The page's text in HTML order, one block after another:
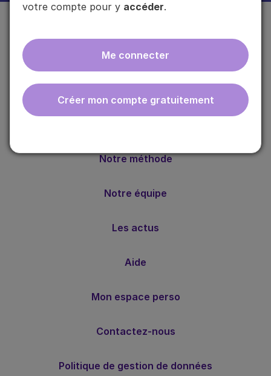
votre compte pour y accéder.
Me connecter
Créer mon compte gratuitement
ebmfrance est une base de connaissances médicales
gratuite adaptée à la pratique de la médecine générale.
Notre méthode
Notre équipe
Les actus
Aide
Mon espace perso
Contactez-nous
Politique de gestion de données